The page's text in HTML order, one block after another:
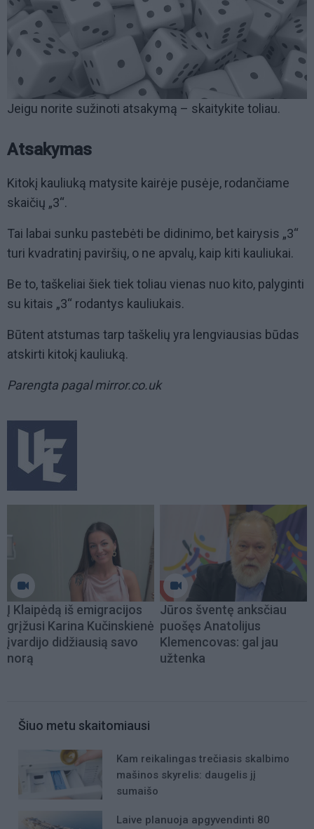
Jeigu norite sužinoti atsakymą – skaitykite toliau.
Atsakymas
Kitokį kauliuką matysite kairėje pusėje, rodančiame
skaičių „3“.
Tai labai sunku pastebėti be didinimo, bet kairysis „3“
turi kvadratinį paviršių, o ne apvalų, kaip kiti kauliukai.
Be to, taškeliai šiek tiek toliau vienas nuo kito, palyginti
su kitais „3“ rodantys kauliukais.
Būtent atstumas tarp taškelių yra lengviausias būdas
atskirti kitokį kauliuką.
Parengta pagal mirror.co.uk
Į Klaipėdą iš emigracijos
grįžusi Karina Kučinskienė
įvardijo didžiausią savo
norą
Jūros šventę anksčiau
puošęs Anatolijus
Klemencovas: gal jau
užtenka
Šiuo metu skaitomiausi
Kam reikalingas trečiasis skalbimo
mašinos skyrelis: daugelis jį
sumaišo
Laive planuoja apgyvendinti 80